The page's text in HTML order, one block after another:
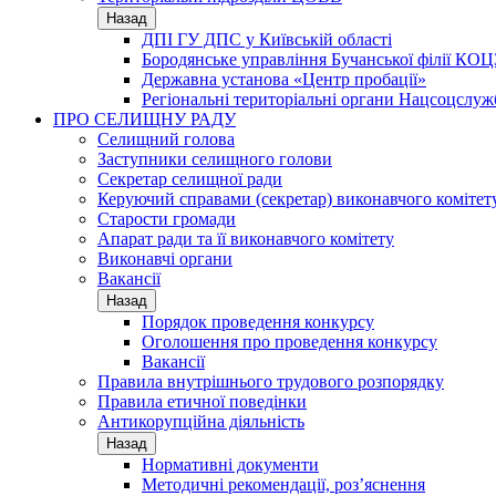
Назад
ДПІ ГУ ДПС у Київській області
Бородянське управління Бучанської філії
Державна установа «Центр пробації»
Регіональні територіальні органи
ПРО СЕЛИЩНУ РАДУ
Селищний голова
Заступники селищного голови
Секретар селищної ради
Керуючий справами (секретар) виконавчого
Старости громади
Апарат ради та її виконавчого комітету
Виконавчі органи
Вакансії
Назад
Порядок проведення конкурсу
Оголошення про проведення конкурсу
Вакансії
Правила внутрішнього трудового розпорядку
Правила етичної поведінки
Антикорупційна діяльність
Назад
Нормативні документи
Методичні рекомендації, роз’яснення